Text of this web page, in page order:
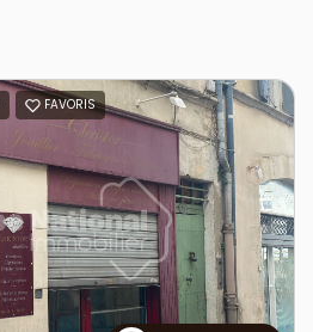
FAVORIS